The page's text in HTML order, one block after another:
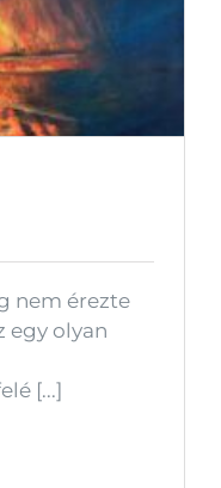
nem érezte
egy olyan
[...]